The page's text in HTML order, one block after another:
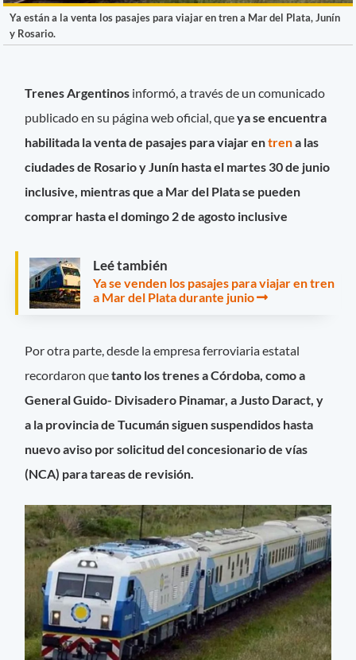
Ya están a la venta los pasajes para viajar en tren a Mar del Plata, Junín
y Rosario.
Trenes Argentinos informó, a través de un comunicado
publicado en su página web oficial, queya se encuentra
habilitada la venta de pasajes para viajar entrena las
ciudades de Rosario y Junín hasta el martes 30 de junio
inclusive, mientras que a Mar del Plata se pueden
comprar hasta el domingo 2 de agosto inclusive
Leé también
Ya se venden los pasajes para viajar en tren
a Mar del Plata durante junio
Por otra parte, desde la empresa ferroviaria estatal
recordaron quetanto los trenes a Córdoba, como a
General Guido- Divisadero Pinamar, a Justo Daract, y
a la provincia de Tucumán siguen suspendidos hasta
nuevo aviso por solicitud del concesionario de vías
(NCA) para tareas de revisión.